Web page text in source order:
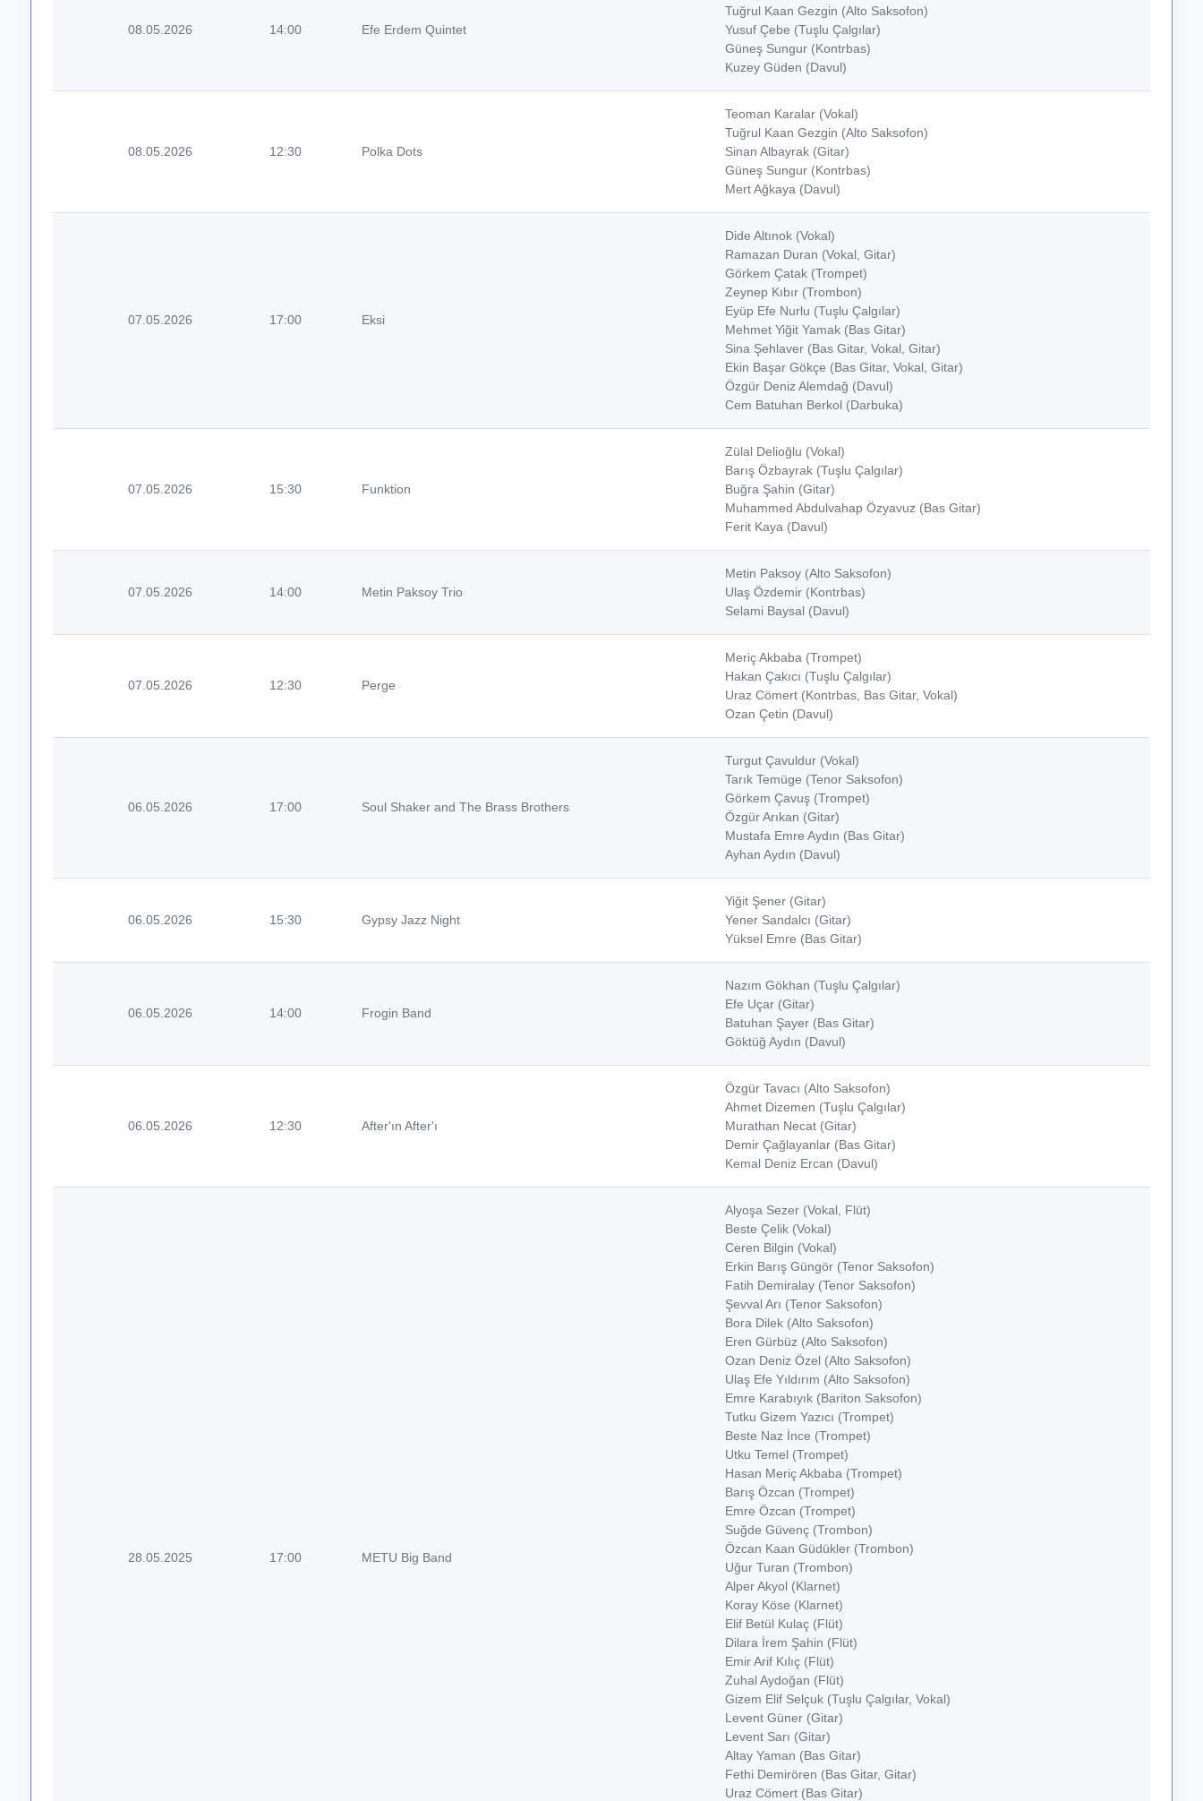
08.05.2026 14:00 Efe Erdem Quintet
Tuğrul Kaan Gezgin (Alto Saksofon)
Yusuf Çebe (Tuşlu Çalgılar)
Güneş Sungur (Kontrbas)
Kuzey Güden (Davul)
08.05.2026 12:30 Polka Dots
Teoman Karalar (Vokal)
Tuğrul Kaan Gezgin (Alto Saksofon)
Sinan Albayrak (Gitar)
Güneş Sungur (Kontrbas)
Mert Ağkaya (Davul)
07.05.2026 17:00 Eksi
Dide Altınok (Vokal)
Ramazan Duran (Vokal, Gitar)
Görkem Çatak (Trompet)
Zeynep Kıbır (Trombon)
Eyüp Efe Nurlu (Tuşlu Çalgılar)
Mehmet Yiğit Yamak (Bas Gitar)
Sina Şehlaver (Bas Gitar, Vokal, Gitar)
Ekin Başar Gökçe (Bas Gitar, Vokal, Gitar)
Özgür Deniz Alemdağ (Davul)
Cem Batuhan Berkol (Darbuka)
07.05.2026 15:30 Funktion
Zülal Delioğlu (Vokal)
Barış Özbayrak (Tuşlu Çalgılar)
Buğra Şahin (Gitar)
Muhammed Abdulvahap Özyavuz (Bas Gitar)
Ferit Kaya (Davul)
07.05.2026 14:00 Metin Paksoy Trio
Metin Paksoy (Alto Saksofon)
Ulaş Özdemir (Kontrbas)
Selami Baysal (Davul)
07.05.2026 12:30 Perge
Meriç Akbaba (Trompet)
Hakan Çakıcı (Tuşlu Çalgılar)
Uraz Cömert (Kontrbas, Bas Gitar, Vokal)
Ozan Çetin (Davul)
06.05.2026 17:00 Soul Shaker and The Brass Brothers
Turgut Çavuldur (Vokal)
Tarık Temüge (Tenor Saksofon)
Görkem Çavuş (Trompet)
Özgür Arıkan (Gitar)
Mustafa Emre Aydın (Bas Gitar)
Ayhan Aydın (Davul)
06.05.2026 15:30 Gypsy Jazz Night
Yiğit Şener (Gitar)
Yener Sandalcı (Gitar)
Yüksel Emre (Bas Gitar)
06.05.2026 14:00 Frogin Band
Nazım Gökhan (Tuşlu Çalgılar)
Efe Uçar (Gitar)
Batuhan Şayer (Bas Gitar)
Göktüğ Aydın (Davul)
06.05.2026 12:30 After'ın After'ı
Özgür Tavacı (Alto Saksofon)
Ahmet Dizemen (Tuşlu Çalgılar)
Murathan Necat (Gitar)
Demir Çağlayanlar (Bas Gitar)
Kemal Deniz Ercan (Davul)
28.05.2025 17:00 METU Big Band
Alyoşa Sezer (Vokal, Flüt)
Beste Çelik (Vokal)
Ceren Bilgin (Vokal)
Erkin Barış Güngör (Tenor Saksofon)
Fatih Demiralay (Tenor Saksofon)
Şevval Arı (Tenor Saksofon)
Bora Dilek (Alto Saksofon)
Eren Gürbüz (Alto Saksofon)
Ozan Deniz Özel (Alto Saksofon)
Ulaş Efe Yıldırım (Alto Saksofon)
Emre Karabıyık (Bariton Saksofon)
Tutku Gizem Yazıcı (Trompet)
Beste Naz İnce (Trompet)
Utku Temel (Trompet)
Hasan Meriç Akbaba (Trompet)
Barış Özcan (Trompet)
Emre Özcan (Trompet)
Suğde Güvenç (Trombon)
Özcan Kaan Güdükler (Trombon)
Uğur Turan (Trombon)
Alper Akyol (Klarnet)
Koray Köse (Klarnet)
Elif Betül Kulaç (Flüt)
Dilara İrem Şahin (Flüt)
Emir Arif Kılıç (Flüt)
Zuhal Aydoğan (Flüt)
Gizem Elif Selçuk (Tuşlu Çalgılar, Vokal)
Levent Güner (Gitar)
Levent Sarı (Gitar)
Altay Yaman (Bas Gitar)
Fethi Demirören (Bas Gitar, Gitar)
Uraz Cömert (Bas Gitar)